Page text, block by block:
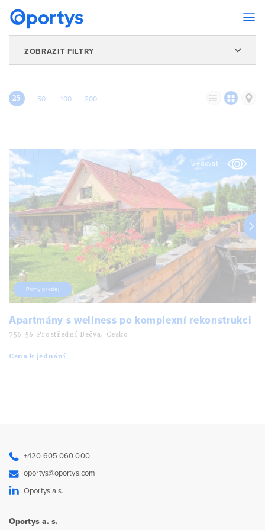
ZOBRAZIT FILTRY
25 50 100 200
Sledovat
Přímý prodej
Apartmány s wellness po komplexní rekonstrukci
756 56 Prostřední Bečva, Česko
Cena k jednání
+420 605 060 000
oportys@oportys.com
Oportys a.s.
Oportys a. s.